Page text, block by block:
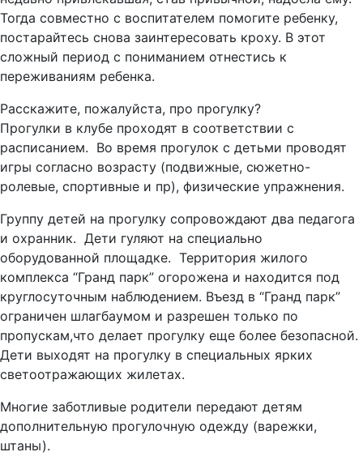
Тогда совместно с воспитателем помогите ребенку,
постарайтесь снова заинтересовать кроху. В этот
сложный период с пониманием отнестись к
переживаниям ребенка.
Расскажите, пожалуйста, про прогулку?
Прогулки в клубе проходят в соответствии с
расписанием. Во время прогулок с детьми проводят
игры согласно возрасту (подвижные, сюжетно-
ролевые, спортивные и пр), физические упражнения.
Группу детей на прогулку сопровождают два педагога
и охранник. Дети гуляют на специально
оборудованной площадке. Территория жилого
комплекса “Гранд парк” огорожена и находится под
круглосуточным наблюдением. Въезд в “Гранд парк”
ограничен шлагбаумом и разрешен только по
пропускам,что делает прогулку еще более безопасной.
Дети выходят на прогулку в специальных ярких
светоотражающих жилетах.
Многие заботливые родители передают детям
дополнительную прогулочную одежду (варежки,
штаны).